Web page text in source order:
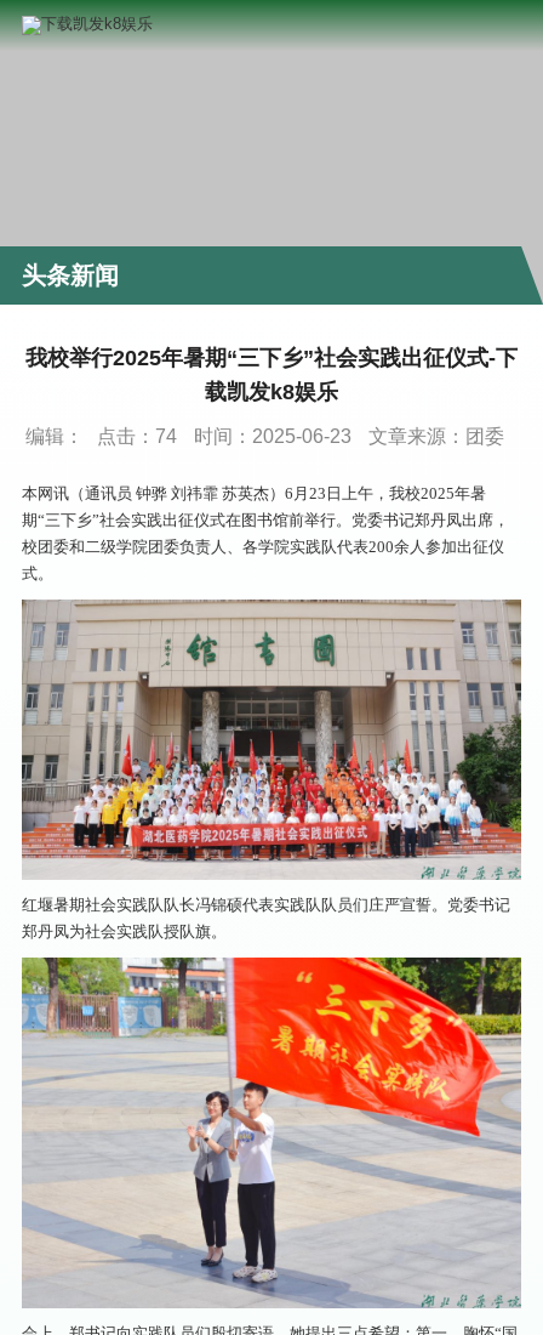
头条新闻
我校举行2025年暑期“三下乡”社会实践出征仪式-下
载凯发k8娱乐
编辑： 点击： 74 时间：2025-06-23 文章来源：团委
本网讯（通讯员 钟骅 刘祎霏 苏英杰）6月23日上午，我校2025年暑
期“三下乡”社会实践出征仪式在图书馆前举行。党委书记郑丹凤出席，
校团委和二级学院团委负责人、各学院实践队代表200余人参加出征仪
式。
红堰暑期社会实践队队长冯锦硕代表实践队队员们庄严宣誓。党委书记
郑丹凤为社会实践队授队旗。